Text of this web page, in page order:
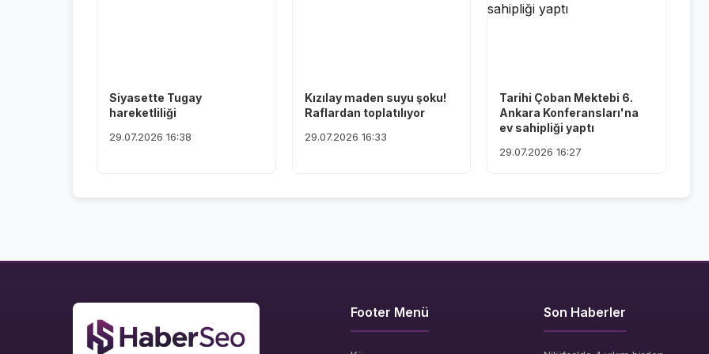
Siyasette Tugay
hareketliliği
29.07.2026 16:38
Kızılay maden suyu şoku!
Raflardan toplatılıyor
29.07.2026 16:33
Tarihi Çoban Mektebi 6.
Ankara Konferansları'na
ev sahipliği yaptı
29.07.2026 16:27
Footer Menü Son Haberler